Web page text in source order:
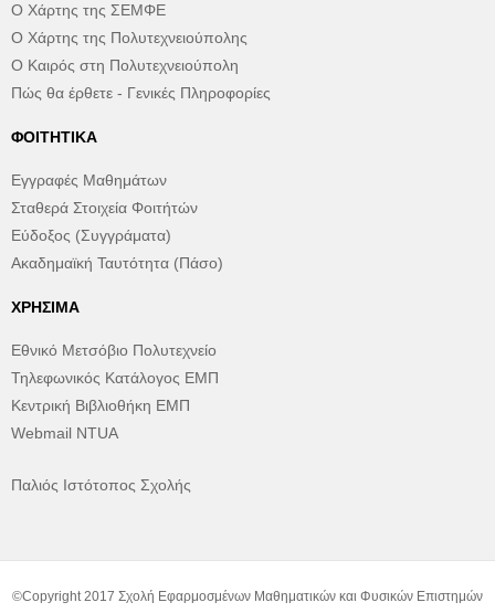
Ο Χάρτης της ΣΕΜΦΕ
Ο Χάρτης της Πολυτεχνειούπολης
Ο Καιρός στη Πολυτεχνειούπολη
Πώς θα έρθετε - Γενικές Πληροφορίες
ΦΟΙΤΗΤΙΚΆ
Εγγραφές Μαθημάτων
Σταθερά Στοιχεία Φοιτήτών
Εύδοξος (Συγγράματα)
Ακαδημαϊκή Ταυτότητα (Πάσο)
ΧΡΉΣΙΜΑ
Εθνικό Μετσόβιο Πολυτεχνείο
Τηλεφωνικός Κατάλογος ΕΜΠ
Κεντρική Βιβλιοθήκη ΕΜΠ
Webmail NTUA
Παλιός Ιστότοπος Σχολής
©Copyright 2017 Σχολή Εφαρμοσμένων Μαθηματικών και Φυσικών Επιστημών